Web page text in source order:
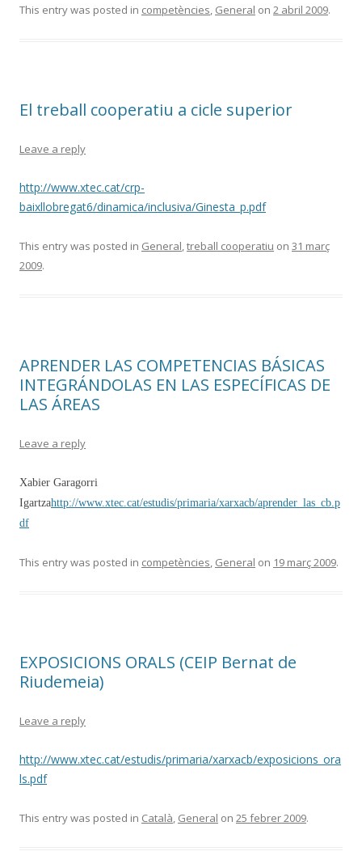
This entry was posted in competències, General on 2 abril 2009.
El treball cooperatiu a cicle superior
Leave a reply
http://www.xtec.cat/crp-
baixllobregat6/dinamica/inclusiva/Ginesta_p.pdf
This entry was posted in General,treball cooperatiu on 31 març
2009.
APRENDER LAS COMPETENCIAS BÁSICAS
INTEGRÁNDOLAS EN LAS ESPECÍFICAS DE
LAS ÁREAS
Leave a reply
Xabier Garagorri
Igartzahttp://www.xtec.cat/estudis/primaria/xarxacb/aprender_las_cb.p
df
This entry was posted in competències, General on 19 març 2009.
EXPOSICIONS ORALS (CEIP Bernat de
Riudemeia)
Leave a reply
http://www.xtec.cat/estudis/primaria/xarxacb/exposicions_ora
ls.pdf
This entry was posted in Català, General on 25 febrer 2009.